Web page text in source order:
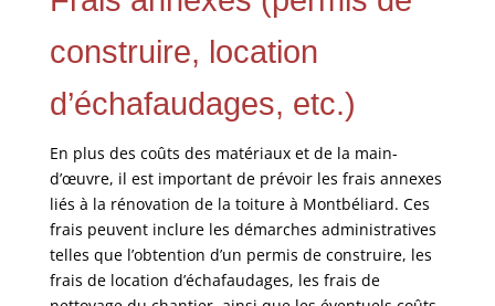
construire, location
d’échafaudages, etc.)
En plus des coûts des matériaux et de la main-
d’œuvre, il est important de prévoir les frais annexes
liés à la rénovation de la toiture à Montbéliard. Ces
frais peuvent inclure les démarches administratives
telles que l’obtention d’un permis de construire, les
frais de location d’échafaudages, les frais de